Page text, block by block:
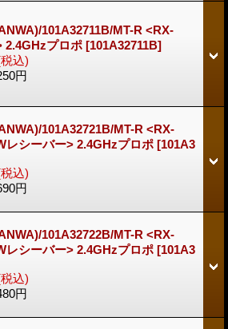
101A32711B/MT-R <RX-
2.4GHzプロポ [101A32711B]
込)
円
101A32721B/MT-R <RX-
レシーバー> 2.4GHzプロポ [101A3
込)
円
101A32722B/MT-R <RX-
レシーバー> 2.4GHzプロポ [101A3
込)
円